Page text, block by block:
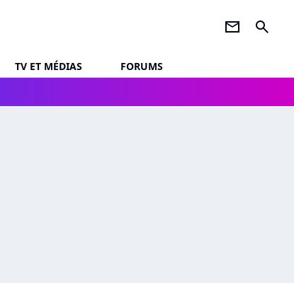
newsletter search
TV ET MÉDIAS
FORUMS